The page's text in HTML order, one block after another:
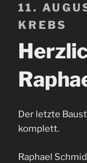
AM
11.
KREBS
Der letzte
komplett.
Raphael